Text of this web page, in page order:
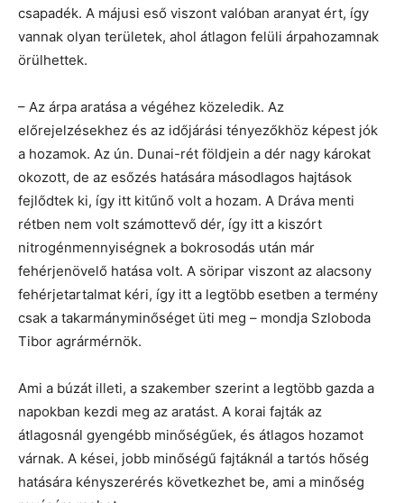
csapadék. A májusi eső viszont valóban aranyat ért, így
vannak olyan területek, ahol átlagon felüli árpahozamnak
örülhettek.
– Az árpa aratása a végéhez közeledik. Az
előrejelzésekhez és az időjárási tényezőkhöz képest jók
a hozamok. Az ún. Dunai-rét földjein a dér nagy károkat
okozott, de az esőzés hatására másodlagos hajtások
fejlődtek ki, így itt kitűnő volt a hozam. A Dráva menti
rétben nem volt számottevő dér, így itt a kiszórt
nitrogénmennyiségnek a bokrosodás után már
fehérjenövelő hatása volt. A söripar viszont az alacsony
fehérjetartalmat kéri, így itt a legtöbb esetben a termény
csak a takarmányminőséget üti meg – mondja Szloboda
Tibor agrármérnök.
Ami a búzát illeti, a szakember szerint a legtöbb gazda a
napokban kezdi meg az aratást. A korai fajták az
átlagosnál gyengébb minőségűek, és átlagos hozamot
várnak. A kései, jobb minőségű fajtáknál a tartós hőség
hatására kényszerérés következhet be, ami a minőség